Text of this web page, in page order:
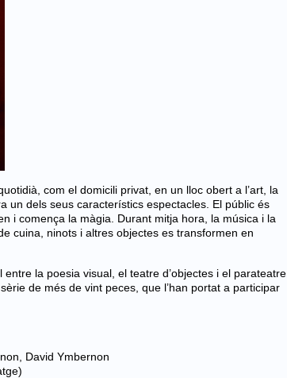
com el domicili privat, en un lloc obert a l’art, la
un dels seus característics espectacles. El públic és
i comença la màgia. Durant mitja hora, la música i la
cuina, ninots i altres objectes es transformen en
la poesia visual, el teatre d’objectes i el parateatre.
de més de vint peces, que l’han portat a participar
David Ymbernon